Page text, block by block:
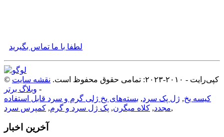
لطفا با ما تماس بگیرید
© کپی‌رایت - ۲۰۱۰-۲۰۲۳: تمامی حقوق محفوظ است.
نقشه سایت
- وبلاگ برتر
کیسه یخ, ژل پک سرد, بسته‌های یخ ژلی گرم و سرد قابل استفاده
مجدد, کلاه میگرن, پک ژل سرد و گرم, کمپرس سرد ,
آخرین اخبار